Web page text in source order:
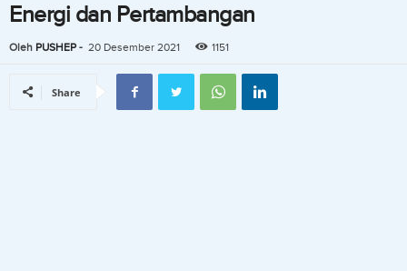
Energi dan Pertambangan
Oleh PUSHEP - 20 Desember 2021 1151
Share